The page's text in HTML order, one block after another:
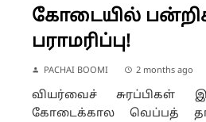
கோடையில்
பராமரிப்பு!
PACHAI BOOMI 2 months ago
வியர்வைச் சுரப்பிகள்
கோடைக்கால வெப்பத்